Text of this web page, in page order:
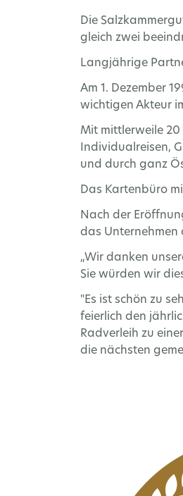
Die
gleich zwei
Langjährige
Am 1. Dezember
wichtigen Akteur
Mit mittlerweile
Individualreisen,
und durch ganz
Das Kartenbüro
Nach der
das Unternehmen
„Wir danken
Sie würden wir
"Es ist schön zu
feierlich den
Radverleih zu
die nächsten